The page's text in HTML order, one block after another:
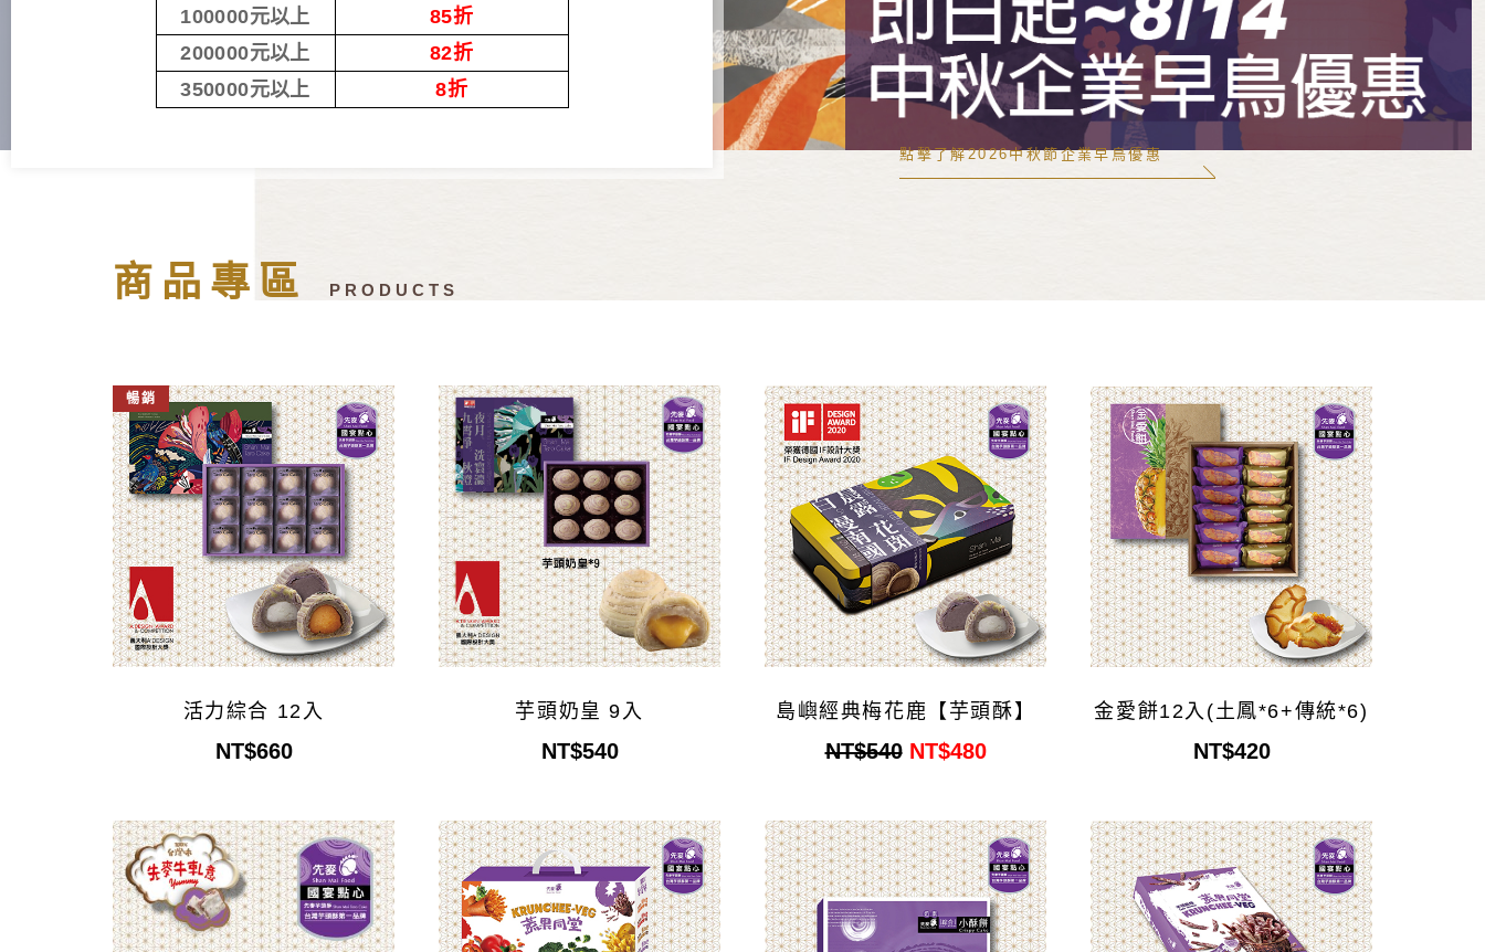
100000元以上 85折
200000元以上 82折
350000元以上 8折
點擊了解2026中秋節企業早鳥優惠
商品專區 PRODUCTS
暢銷
活力綜合 12入
NT$660
芋頭奶皇 9入
NT$540
島嶼經典梅花鹿【芋頭酥】
NT$540 NT$480
金愛餅12入(土鳳*6+傳統*6)
NT$420